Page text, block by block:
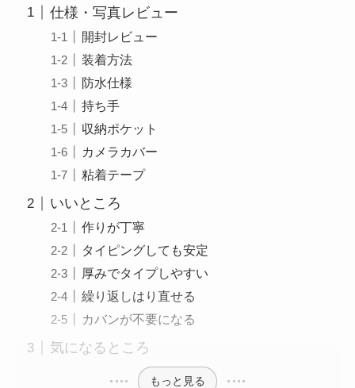
仕様・写真レビュー
開封レビュー
装着方法
防水仕様
持ち手
収納ポケット
カメラカバー
粘着テープ
いいところ
作りが丁寧
タイピングしても安定
厚みでタイプしやすい
繰り返しはり直せる
カバンが不要になる
気になるところ
もっと見る